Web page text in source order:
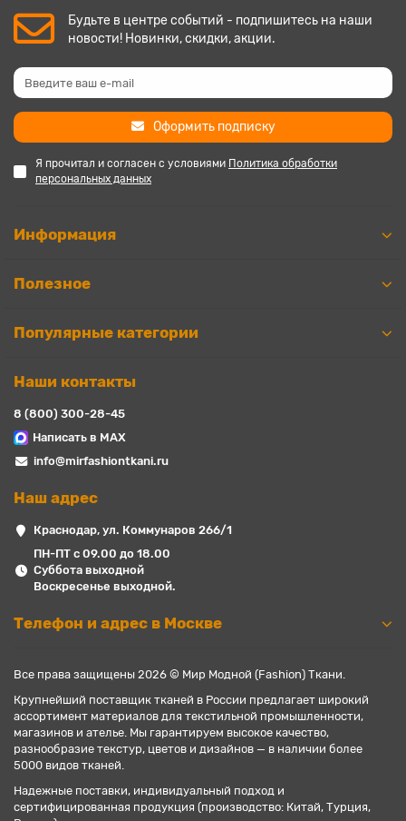
Будьте в центре событий - подпишитесь на наши
новости! Новинки, скидки, акции.
Оформить подписку
Я прочитал и согласен с условиями Политика обработки
персональных данных
Информация
Полезное
Популярные категории
Наши контакты
8 (800) 300-28-45
Написать в MAX
info@mirfashiontkani.ru
Наш адрес
Краснодар, ул. Коммунаров 266/1
ПН-ПТ с 09.00 до 18.00
Суббота выходной
Воскресенье выходной.
Телефон и адрес в Москве
Все права защищены 2026 © Мир Модной (Fashion) Ткани.
Крупнейший поставщик тканей в России предлагает широкий
ассортимент материалов для текстильной промышленности,
магазинов и ателье. Мы гарантируем высокое качество,
разнообразие текстур, цветов и дизайнов — в наличии более
5000 видов тканей.
Надежные поставки, индивидуальный подход и
сертифицированная продукция (производство: Китай, Турция,